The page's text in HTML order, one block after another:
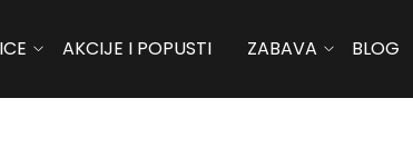
AKCIJE I POPUSTI ZABAVA BLOG